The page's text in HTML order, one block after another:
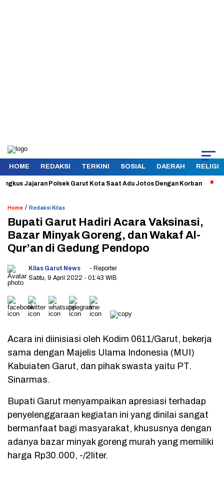
HOME REDAKSI TERKINI SOSIAL DAERAH RELIGI
Polsek Garut Kota Saat Adu Jotos Dengan Korban Aman
Home / Redaksi Kilas
Bupati Garut Hadiri Acara Vaksinasi,
Bazar Minyak Goreng, dan Wakaf Al-
Qur’an di Gedung Pendopo
Kilas Garut News
- Reporter
Sabtu, 9 April 2022 - 01:43 WIB
Acara ini diinisiasi oleh Kodim 0611/Garut, bekerja
sama dengan Majelis Ulama Indonesia (MUI)
Kabuiaten Garut, dan pihak swasta yaitu PT.
Sinarmas.
Bupati Garut menyampaikan apresiasi terhadap
penyelenggaraan kegiatan ini yang dinilai sangat
bermanfaat bagi masyarakat, khususnya dengan
adanya bazar minyak goreng murah yang memiliki
harga Rp30.000, -/2liter.